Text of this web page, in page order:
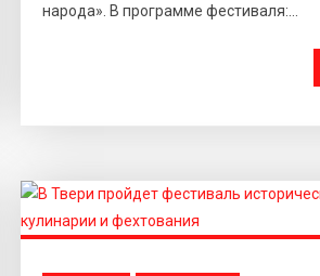
народа». В программе фестиваля:...